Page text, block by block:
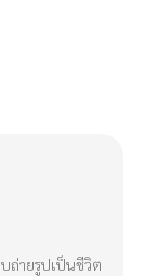
ถ่ายรูปเป็นชีวิต